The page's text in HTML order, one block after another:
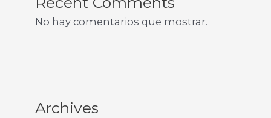
No hay comentarios que mostrar.
Archives